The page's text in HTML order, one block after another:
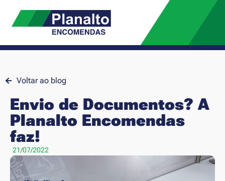
Voltar ao blog
Envio de Documentos? A
Planalto Encomendas
faz!
21/07/2022